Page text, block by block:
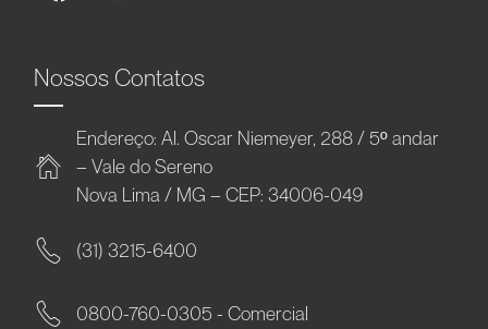
Nossos Contatos
Endereço: Al. Oscar Niemeyer, 288 / 5º andar
– Vale do Sereno
Nova Lima / MG – CEP: 34006-049
(31) 3215-6400
0800-760-0305 - Comercial